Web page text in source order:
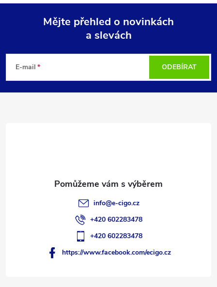
p
Mějte přehled o novinkách
a slevách
E-mail ODEBÍRAT
info@e-cigo.cz
+420 602283478
+420 602283478
https://www.facebook.com/ecigo.cz